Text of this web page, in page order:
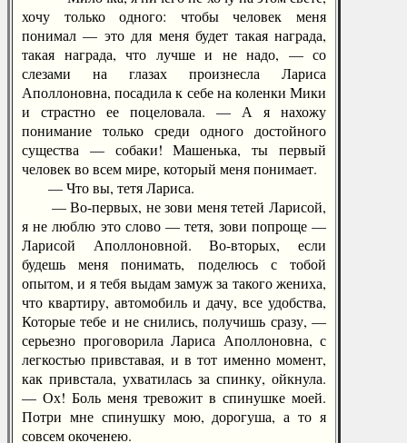
хочу только одного: чтобы человек меня
понимал — это для меня будет такая награда,
такая награда, что лучше и не надо, — со
слезами на глазах произнесла Лариса
Аполлоновна, посадила к себе на коленки Мики
и страстно ее поцеловала. — А я нахожу
понимание только среди одного достойного
существа — собаки! Машенька, ты первый
человек во всем мире, который меня понимает.
— Что вы, тетя Лариса.
— Во-первых, не зови меня тетей Ларисой,
я не люблю это слово — тетя, зови попроще —
Ларисой Аполлоновной. Во-вторых, если
будешь меня понимать, поделюсь с тобой
опытом, и я тебя выдам замуж за такого жениха,
что квартиру, автомобиль и дачу, все удобства,
Которые тебе и не снились, получишь сразу, —
серьезно проговорила Лариса Аполлоновна, с
легкостью привставая, и в тот именно момент,
как привстала, ухватилась за спинку, ойкнула.
— Ох! Боль меня тревожит в спинушке моей.
Потри мне спинушку мою, дорогуша, а то я
совсем окоченею.